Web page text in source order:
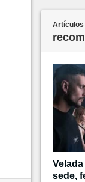
Artículos
sede,